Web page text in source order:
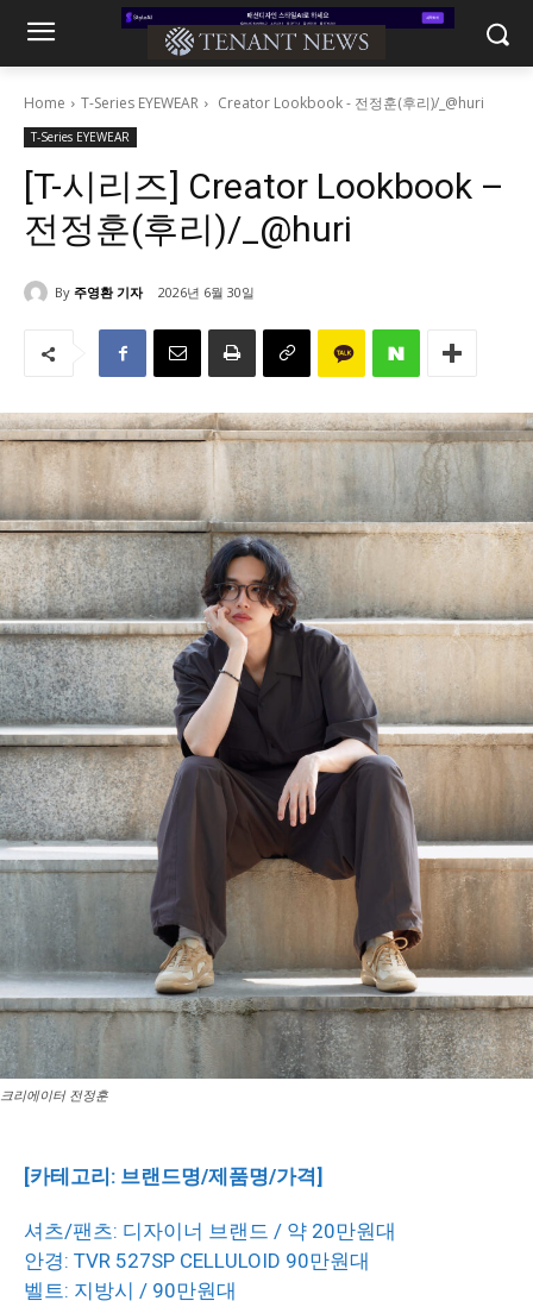
Home T-Series EYEWEAR Creator Lookbook - 전정훈(후리)/_@huri
T-Series EYEWEAR
[T-시리즈] Creator Lookbook –
전정훈(후리)/_@huri
By 주영환 기자 2026년 6월 30일
크리에이터 전정훈
[카테고리: 브랜드명/제품명/가격]
셔츠/팬츠: 디자이너 브랜드 / 약 20만원대
안경: TVR 527SP CELLULOID 90만원대
벨트: 지방시 / 90만원대